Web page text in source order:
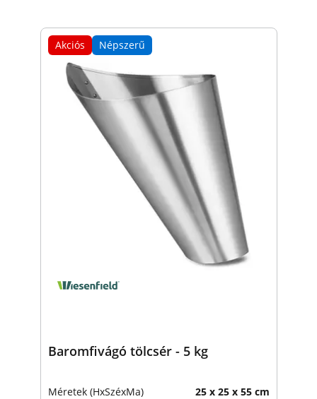
Akciós Népszerű
Baromfivágó tölcsér - 5 kg
Méretek (HxSzéxMa) 25 x 25 x 55 cm